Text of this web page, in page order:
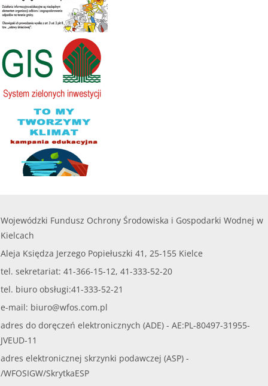
Wojewódzki Fundusz Ochrony Środowiska i Gospodarki Wodnej w
Kielcach
Aleja Księdza Jerzego Popiełuszki 41, 25-155 Kielce
tel. sekretariat: 41-366-15-12, 41-333-52-20
tel. biuro obsługi:41-333-52-21
e-mail: biuro@wfos.com.pl
adres do doręczeń elektronicznych (ADE) - AE:PL-80497-31955-
JVEUD-11
adres elektronicznej skrzynki podawczej (ASP) -
/WFOSIGW/SkrytkaESP